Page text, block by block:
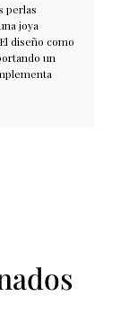
perlas
joya
diseño como
un